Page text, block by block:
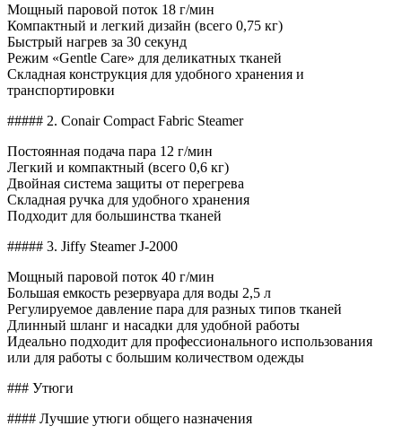
Мощный паровой поток 18 г/мин
Компактный и легкий дизайн (всего 0,75 кг)
Быстрый нагрев за 30 секунд
Режим «Gentle Care» для деликатных тканей
Складная конструкция для удобного хранения и
транспортировки
##### 2. Conair Compact Fabric Steamer
Постоянная подача пара 12 г/мин
Легкий и компактный (всего 0,6 кг)
Двойная система защиты от перегрева
Складная ручка для удобного хранения
Подходит для большинства тканей
##### 3. Jiffy Steamer J-2000
Мощный паровой поток 40 г/мин
Большая емкость резервуара для воды 2,5 л
Регулируемое давление пара для разных типов тканей
Длинный шланг и насадки для удобной работы
Идеально подходит для профессионального использования
или для работы с большим количеством одежды
### Утюги
#### Лучшие утюги общего назначения